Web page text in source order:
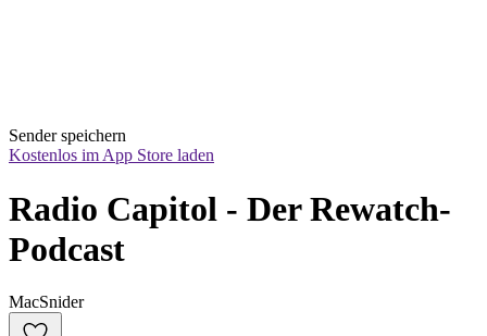
Sender speichern
Kostenlos im App Store laden
Radio Capitol - Der Rewatch-
Podcast
MacSnider